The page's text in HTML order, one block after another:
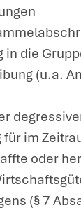
in die
(u.a.
im
oder
(§ 7